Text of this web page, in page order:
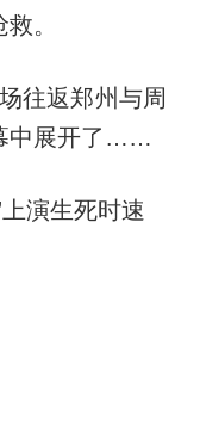
。
往返郑州与周
中展开了……